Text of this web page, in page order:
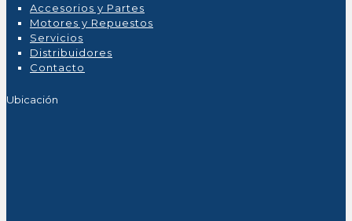
Accesorios y Partes
Motores y Repuestos
Servicios
Distribuidores
Contacto
Ubicación